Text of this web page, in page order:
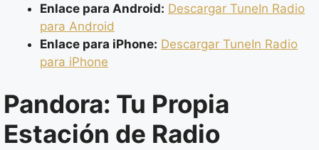
Enlace para Android: Descargar TuneIn Radio
para Android
Enlace para iPhone: Descargar TuneIn Radio
para iPhone
Pandora: Tu Propia
Estación de Radio